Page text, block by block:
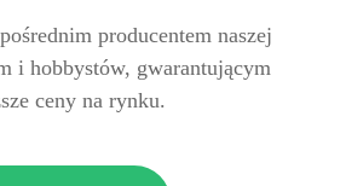
producentem naszej
i hobbystów, gwarantującym
ceny na rynku.